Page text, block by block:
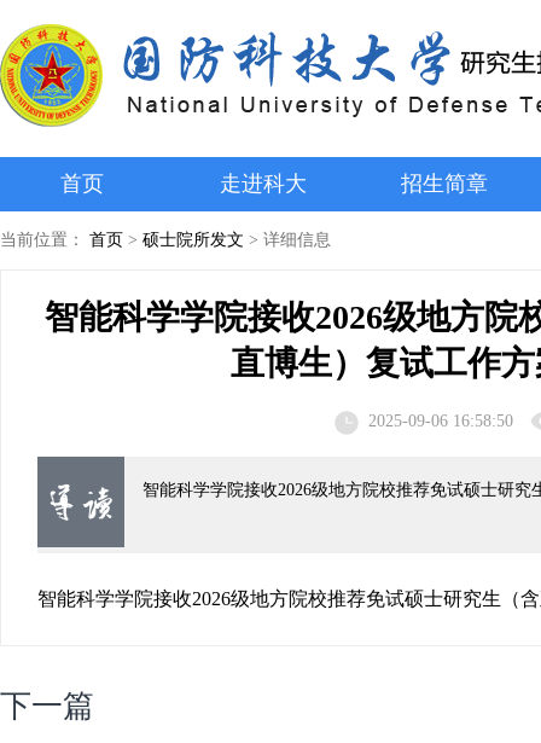
首页 走进科大 招生简章
当前位置： 首页 > 硕士院所发文 > 详细信息
智能科学学院接收2026级地方院
直博生）复试工作
2025-09-06 16:58:50
智能科学学院接收2026级地方院校推荐免试硕士研
智能科学学院接收2026级地方院校推荐免试硕士研究生（
下一篇